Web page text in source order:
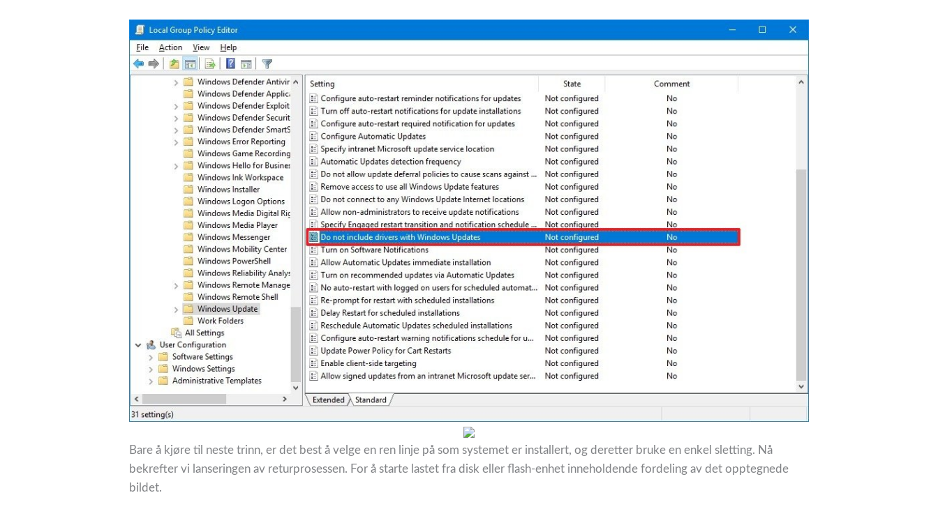
Bare å kjøre til neste trinn, er det best å velge en ren linje på som systemet er installert, og deretter bruke en enkel sletting. Nå
bekrefter vi lanseringen av returprosessen. For å starte lastet fra disk eller flash-enhet inneholdende fordeling av det opptegnede
bildet.